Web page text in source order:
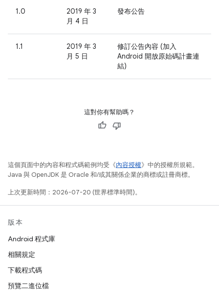
1.0
2019 年 3
月 4 日
發布公告
1.1
2019 年 3
月 5 日
修訂公告內容 (加入
Android 開放原始碼計畫連
結)
這對你有幫助嗎？
這個頁面中的內容和程式碼範例均受《內容授權》中的授權所規範。
Java 與 OpenJDK 是 Oracle 和/或其關係企業的商標或註冊商標。
上次更新時間：2026-07-20 (世界標準時間)。
版本
Android 程式庫
相關規定
下載程式碼
預覽二進位檔